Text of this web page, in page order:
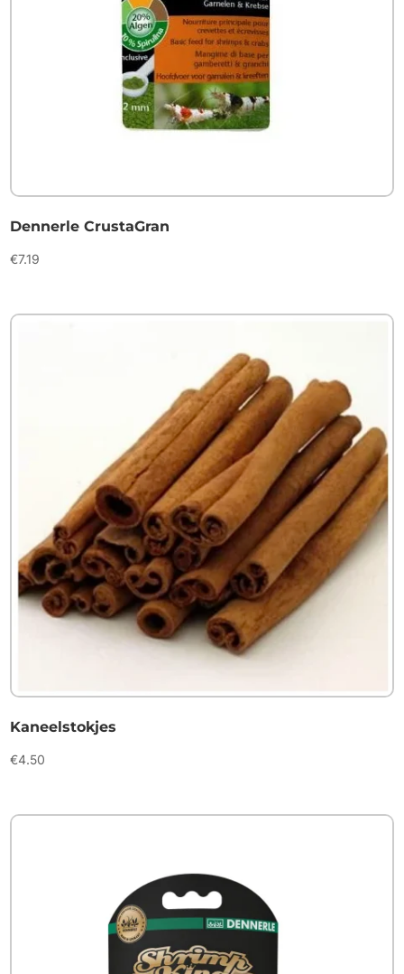
Dennerle CrustaGran
€7.19
Kaneelstokjes
€4.50